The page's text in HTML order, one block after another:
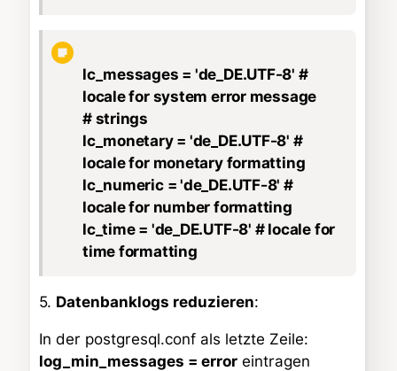
lc_messages = 'de_DE.UTF-8' #
locale for system error message
# strings
lc_monetary = 'de_DE.UTF-8' #
locale for monetary formatting
lc_numeric = 'de_DE.UTF-8' #
locale for number formatting
lc_time = 'de_DE.UTF-8' # locale for
time formatting
5. Datenbanklogs reduzieren:
In der postgresql.conf als letzte Zeile:
log_min_messages = error eintragen